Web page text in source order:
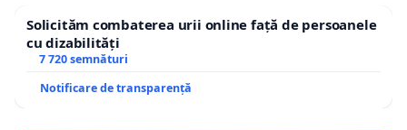
Solicităm combaterea urii online față de persoanele
cu dizabilități
7 720 semnături
Notificare de transparență